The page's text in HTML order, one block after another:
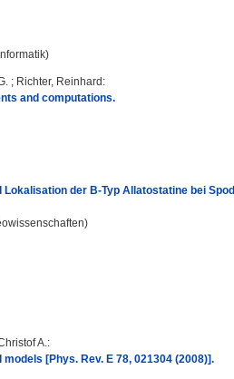
; Richter, Reinhard :
and computations.
der B-Typ Allatostatine bei
A.:
[Phys. Rev. E 78, 021304 (2008)].